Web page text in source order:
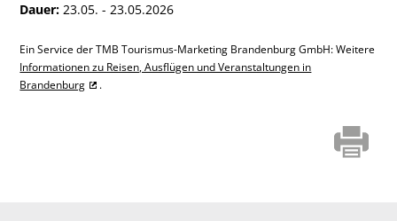
Dauer: 23.05. - 23.05.2026
Ein Service der TMB Tourismus-Marketing Brandenburg GmbH: Weitere
Informationen zu Reisen, Ausflügen und Veranstaltungen in
Brandenburg
.